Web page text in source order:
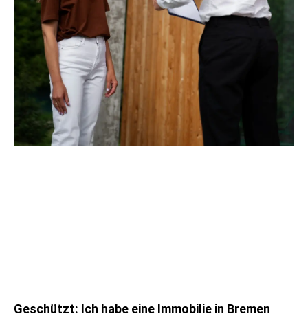
Geschützt: Ich habe eine Immobilie in Bremen